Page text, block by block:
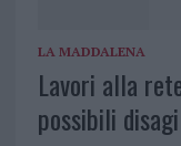
LA MADDALENA
Lavori alla
possibili disagi